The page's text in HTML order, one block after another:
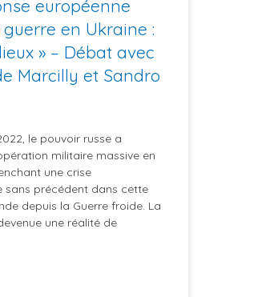
européenne
en Ukraine :
» – Débat avec
Marcilly et Sandro
le pouvoir russe a
militaire massive en
une crise
sans précédent dans cette
depuis la Guerre froide. La
une réalité de